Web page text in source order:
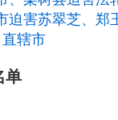
迫害苏翠芝、
辖市
单